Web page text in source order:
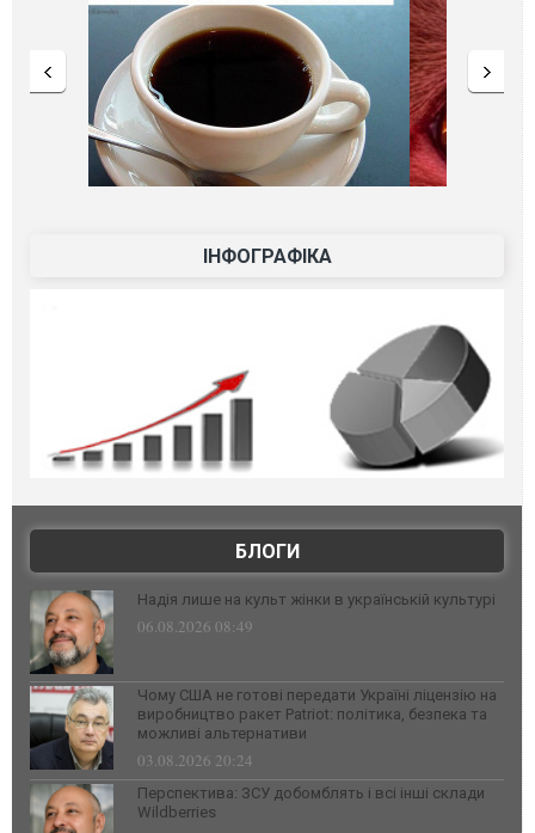
ІНФОГРАФІКА
БЛОГИ
Надія лише на культ жінки в українській культурі
06.08.2026 08:49
Чому США не готові передати Україні ліцензію на
виробництво ракет Patriot: політика, безпека та
можливі альтернативи
03.08.2026 20:24
Перспектива: ЗСУ добомблять і всі інші склади
Wildberries